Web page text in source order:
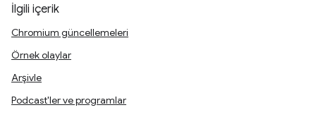
İlgili içerik
Chromium güncellemeleri
Örnek olaylar
Arşivle
Podcast'ler ve programlar